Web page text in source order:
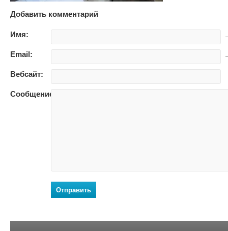
Добавить комментарий
Имя:
Email:
Вебсайт:
Сообщение:
Отправить